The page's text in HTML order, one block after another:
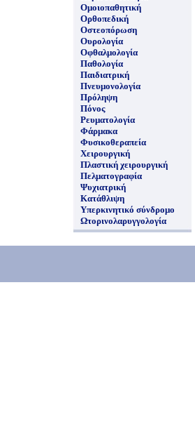
Ομοιοπαθητική
Ορθοπεδική
Οστεοπόρωση
Ουρολογία
Οφθαλμολογία
Παθολογία
Παιδιατρική
Πνευμονολογία
Πρόληψη
Πόνος
Ρευματολογία
Φάρμακα
Φυσικοθεραπεία
Χειρουργική
Πλαστική χειρουργική
Πελματογραφία
Ψυχιατρική
Κατάθλιψη
Υπερκινητικό σύνδρομο
Ωτορινολαρυγγολογία